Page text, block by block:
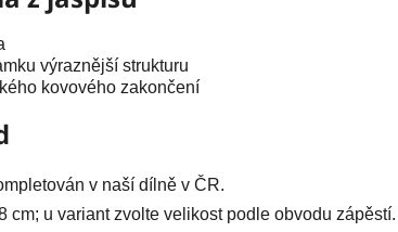
výraznější strukturu
kovového zakončení
v naší dílně v ČR.
cm; u variant zvolte velikost podle obvodu zápěstí.